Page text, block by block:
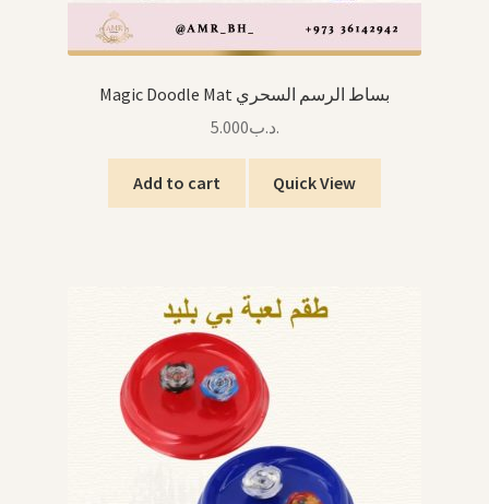
Magic Doodle Mat بساط الرسم السحري
.د.ب5.000
Add to cart Quick View